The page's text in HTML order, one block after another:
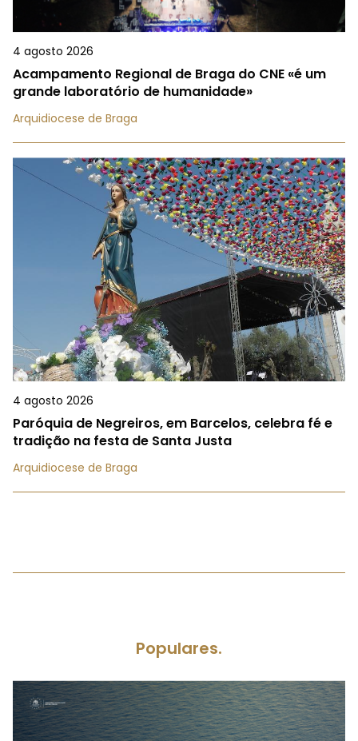
4 agosto 2026
Acampamento Regional de Braga do CNE «é um
grande laboratório de humanidade»
Arquidiocese de Braga
4 agosto 2026
Paróquia de Negreiros, em Barcelos, celebra fé e
tradição na festa de Santa Justa
Arquidiocese de Braga
Populares.